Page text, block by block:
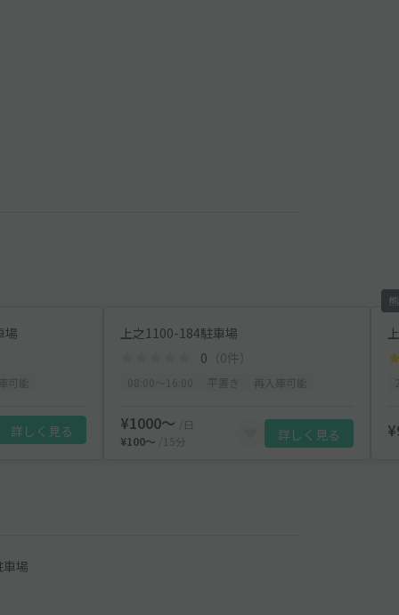
場
詳しく見る
上之1100-184駐車場
0 （0件）
¥1000〜
/日
¥100〜
/15分 詳しく見る
場